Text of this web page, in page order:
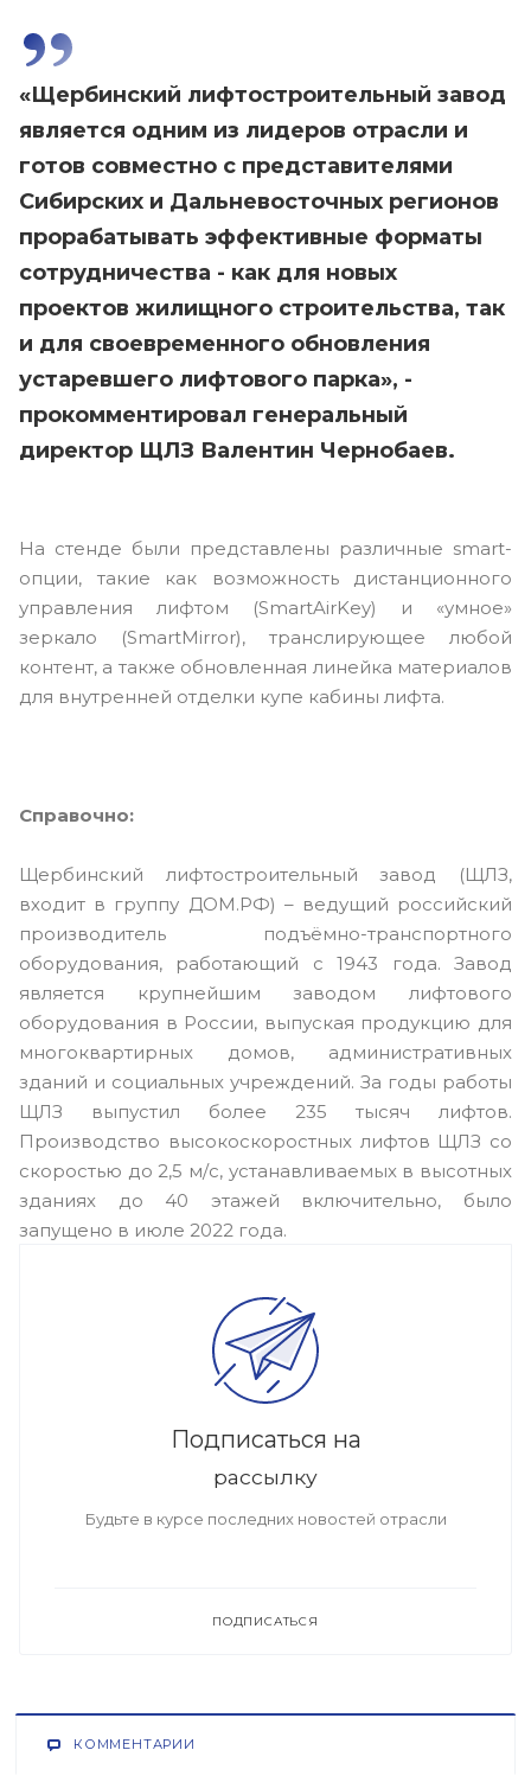
«Щербинский лифтостроительный завод
является одним из лидеров отрасли и
готов совместно с представителями
Сибирских и Дальневосточных регионов
прорабатывать эффективные форматы
сотрудничества - как для новых
проектов жилищного строительства, так
и для своевременного обновления
устаревшего лифтового парка», -
прокомментировал генеральный
директор ЩЛЗ Валентин Чернобаев.
На стенде были представлены различные smart-
опции, такие как возможность дистанционного
управления лифтом (SmartAirKey) и «умное»
зеркало (SmartMirror), транслирующее любой
контент, а также обновленная линейка материалов
для внутренней отделки купе кабины лифта.
Справочно:
Щербинский лифтостроительный завод (ЩЛЗ,
входит в группу ДОМ.РФ) – ведущий российский
производитель подъёмно-транспортного
оборудования, работающий с 1943 года. Завод
является крупнейшим заводом лифтового
оборудования в России, выпуская продукцию для
многоквартирных домов, административных
зданий и социальных учреждений. За годы работы
ЩЛЗ выпустил более 235 тысяч лифтов.
Производство высокоскоростных лифтов ЩЛЗ со
скоростью до 2,5 м/c, устанавливаемых в высотных
зданиях до 40 этажей включительно, было
запущено в июле 2022 года.
Подписаться на
рассылку
Будьте в курсе последних новостей отрасли
ПОДПИСАТЬСЯ
КОММЕНТАРИИ